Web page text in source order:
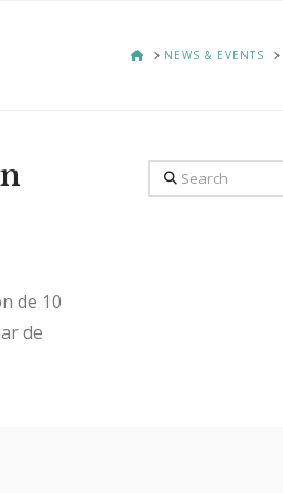
HOMENEWS & EVENTS
de 10
de
Search